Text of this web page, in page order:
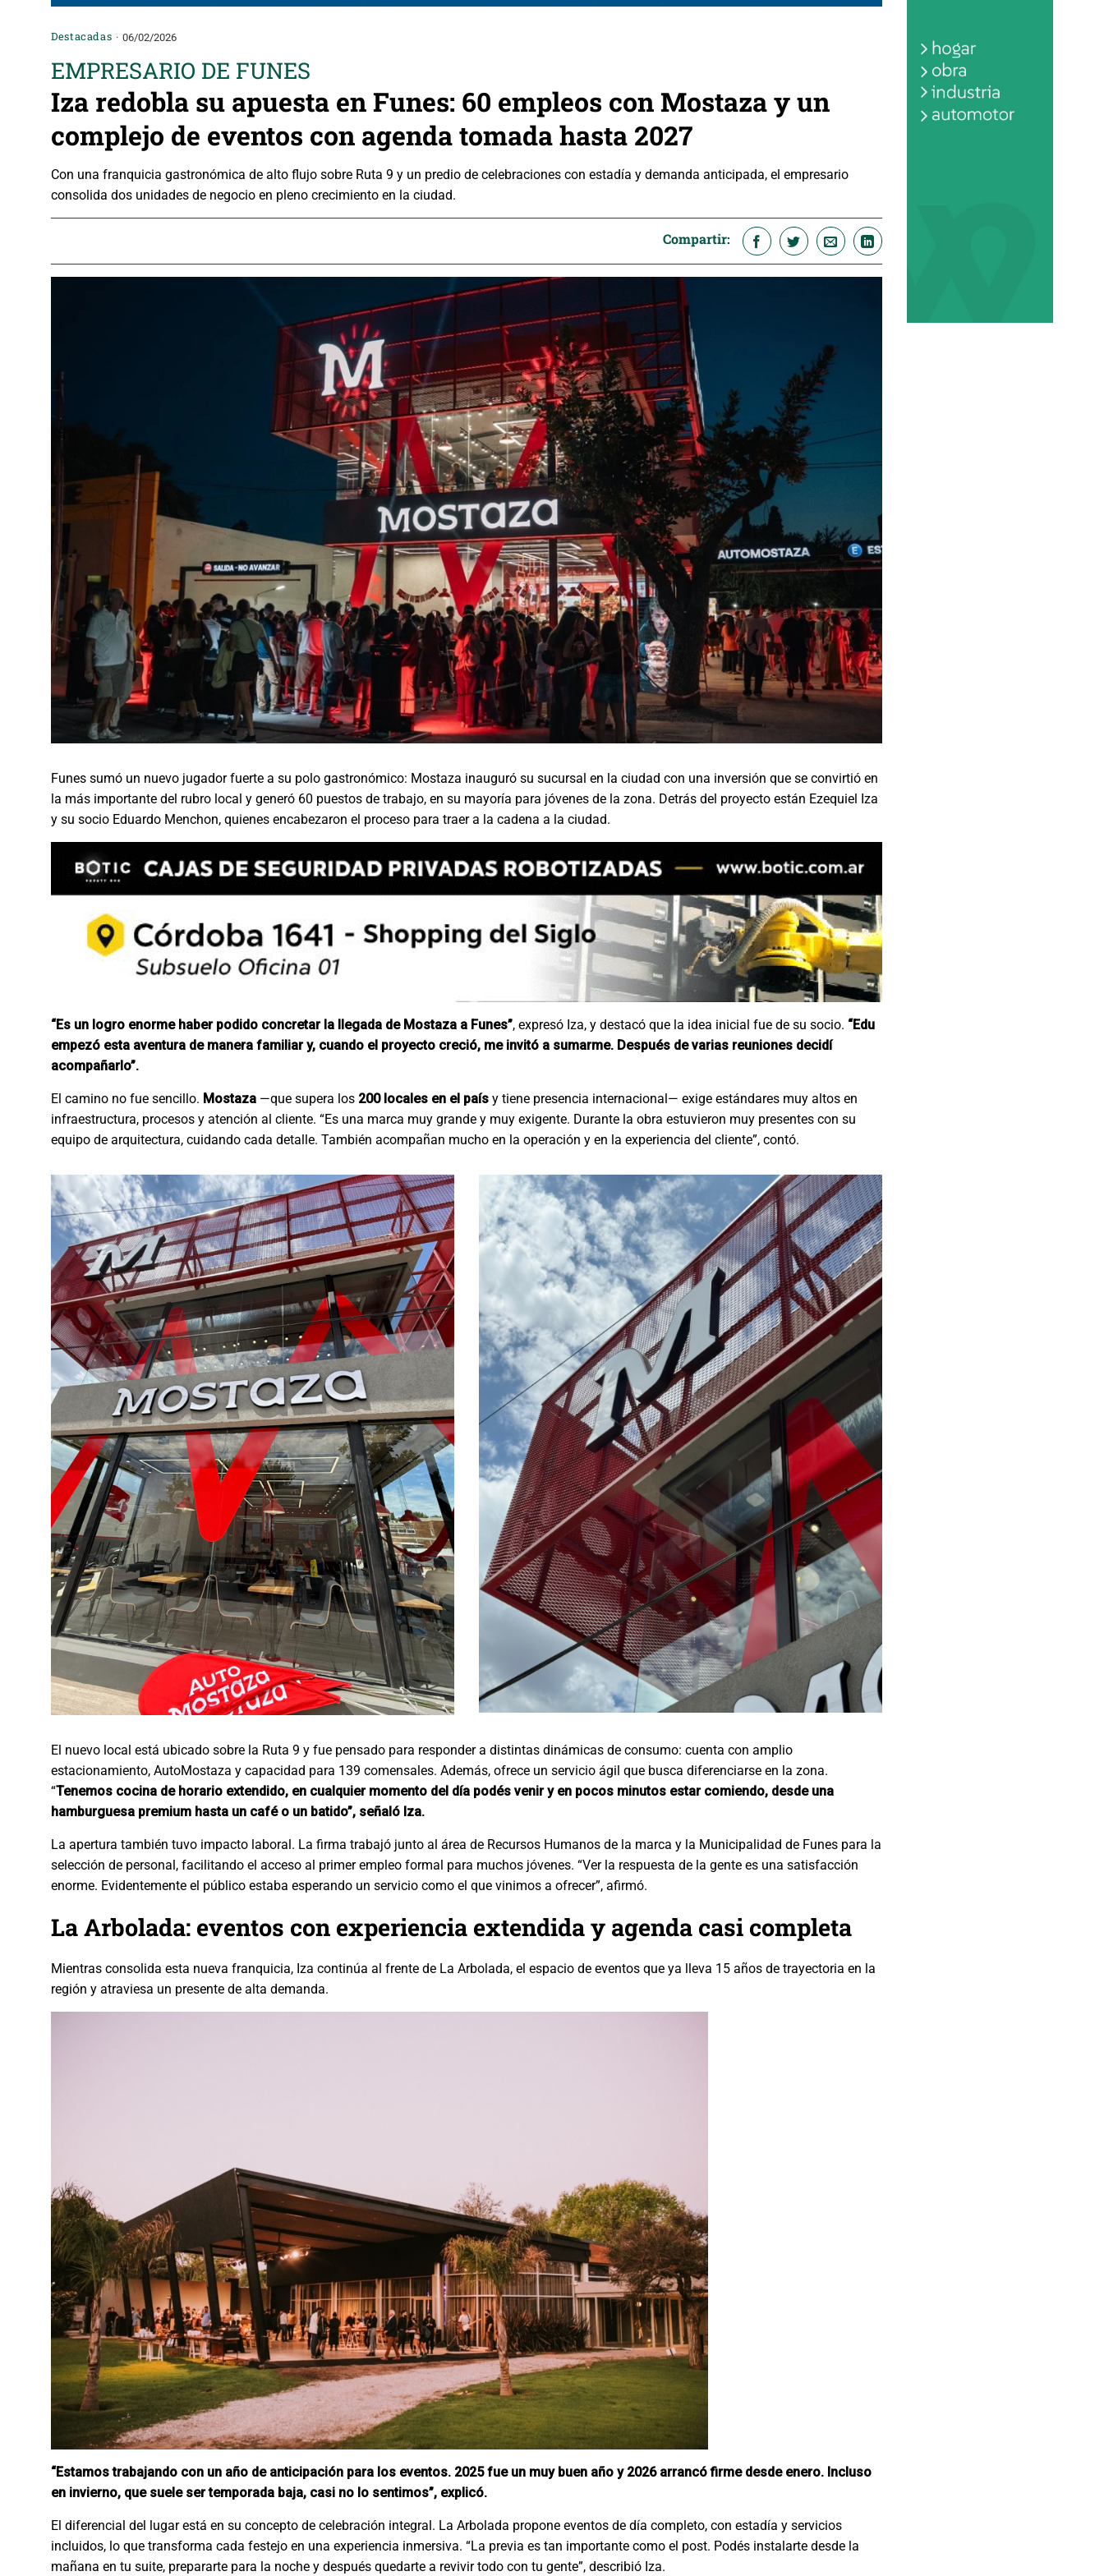
Destacadas 06/02/2026
EMPRESARIO DE FUNES
Iza redobla su apuesta en Funes: 60 empleos con Mostaza y un
complejo de eventos con agenda tomada hasta 2027
Con una franquicia gastronómica de alto flujo sobre Ruta 9 y un predio de celebraciones con estadía y demanda anticipada, el empresario
consolida dos unidades de negocio en pleno crecimiento en la ciudad.
Compartir:
Funes sumó un nuevo jugador fuerte a su polo gastronómico: Mostaza inauguró su sucursal en la ciudad con una inversión que se convirtió en
la más importante del rubro local y generó 60 puestos de trabajo, en su mayoría para jóvenes de la zona. Detrás del proyecto están Ezequiel Iza
y su socio Eduardo Menchon, quienes encabezaron el proceso para traer a la cadena a la ciudad.
“Es un logro enorme haber podido concretar la llegada de Mostaza a Funes”, expresó Iza, y destacó que la idea inicial fue de su socio. “Edu
empezó esta aventura de manera familiar y, cuando el proyecto creció, me invitó a sumarme. Después de varias reuniones decidí
acompañarlo”.
El camino no fue sencillo. Mostaza —que supera los 200 locales en el país y tiene presencia internacional— exige estándares muy altos en
infraestructura, procesos y atención al cliente. “Es una marca muy grande y muy exigente. Durante la obra estuvieron muy presentes con su
equipo de arquitectura, cuidando cada detalle. También acompañan mucho en la operación y en la experiencia del cliente”, contó.
El nuevo local está ubicado sobre la Ruta 9 y fue pensado para responder a distintas dinámicas de consumo: cuenta con amplio
estacionamiento, AutoMostaza y capacidad para 139 comensales. Además, ofrece un servicio ágil que busca diferenciarse en la zona.
“Tenemos cocina de horario extendido, en cualquier momento del día podés venir y en pocos minutos estar comiendo, desde una
hamburguesa premium hasta un café o un batido”, señaló Iza.
La apertura también tuvo impacto laboral. La firma trabajó junto al área de Recursos Humanos de la marca y la Municipalidad de Funes para la
selección de personal, facilitando el acceso al primer empleo formal para muchos jóvenes. “Ver la respuesta de la gente es una satisfacción
enorme. Evidentemente el público estaba esperando un servicio como el que vinimos a ofrecer”, afirmó.
La Arbolada: eventos con experiencia extendida y agenda casi completa
Mientras consolida esta nueva franquicia, Iza continúa al frente de La Arbolada, el espacio de eventos que ya lleva 15 años de trayectoria en la
región y atraviesa un presente de alta demanda.
“Estamos trabajando con un año de anticipación para los eventos. 2025 fue un muy buen año y 2026 arrancó firme desde enero. Incluso
en invierno, que suele ser temporada baja, casi no lo sentimos”, explicó.
El diferencial del lugar está en su concepto de celebración integral. La Arbolada propone eventos de día completo, con estadía y servicios
incluidos, lo que transforma cada festejo en una experiencia inmersiva. “La previa es tan importante como el post. Podés instalarte desde la
mañana en tu suite, prepararte para la noche y después quedarte a revivir todo con tu gente”, describió Iza.